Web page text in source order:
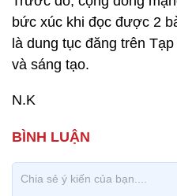
bức xúc khi đọc được 2
là dung tục đăng trên
và sáng tạo.
N.K